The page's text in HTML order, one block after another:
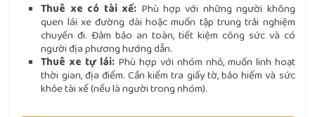
Thuê xe có tài xế: Phù hợp với những người không
quen lái xe đường dài hoặc muốn tập trung trải nghiệm
chuyến đi. Đảm bảo an toàn, tiết kiệm công sức và có
người địa phương hướng dẫn.
Thuê xe tự lái: Phù hợp với nhóm nhỏ, muốn linh hoạt
thời gian, địa điểm. Cần kiểm tra giấy tờ, bảo hiểm và sức
khỏe tài xế (nếu là người trong nhóm).